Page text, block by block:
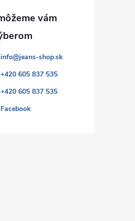
info@jeans-shop.sk
+420 605 837 535
+420 605 837 535
Facebook